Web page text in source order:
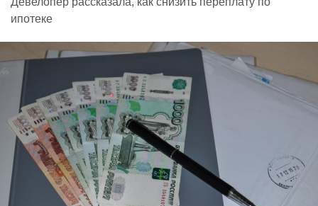
ипотеке